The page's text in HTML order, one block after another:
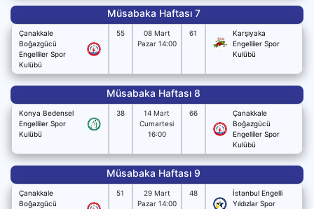
Müsabaka Haftası 7
Çanakkale
Boğazgücü
Engelliler Spor
Kulübü
55
08 Mart
Pazar 14:00
61
Karşıyaka
Engelliler Spor
Kulübü
Müsabaka Haftası 8
Konya Bedensel
Engelliler Spor
Kulübü
38
14 Mart
Cumartesi
16:00
66
Çanakkale
Boğazgücü
Engelliler Spor
Kulübü
Müsabaka Haftası 9
Çanakkale
Boğazgücü
51
29 Mart
Pazar 14:00
48
İstanbul Engelli
Yıldızlar Spor